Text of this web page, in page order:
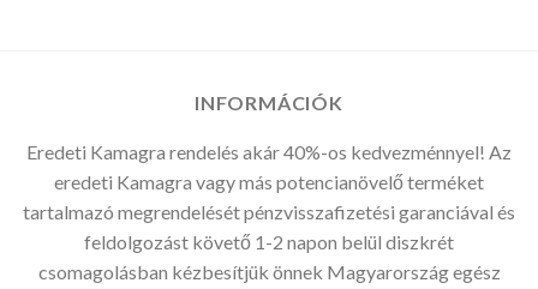
INFORMÁCIÓK
Eredeti Kamagra rendelés akár 40%-os kedvezménnyel! Az
eredeti Kamagra vagy más potencianövelő terméket
tartalmazó megrendelését pénzvisszafizetési garanciával és
feldolgozást követő 1-2 napon belül diszkrét
csomagolásban kézbesítjük önnek Magyarország egész